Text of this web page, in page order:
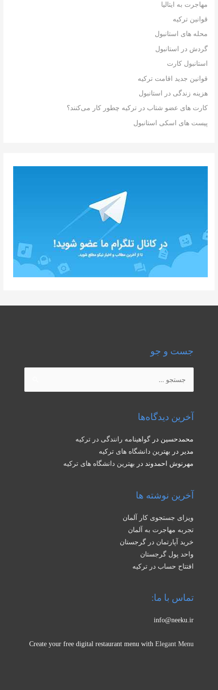
مهاجرت به ایتالیا
قوانین ترکیه
محله های استانبول
گردش در استانبول
استانبول کارت
قوانین جدید اقامت ترکیه
هزینه زندگی در استانبول
کارت های عضو شتاب در ترکیه چطور کار می‌کنند؟
پیست های اسکی استانبول
جست و جو
برای:
آخرین دیدگاه‌ها
محمدحسین در گواهینامه رانندگی در ترکیه
مدیر در بهترین دانشگاه های ترکیه
مهرنوش احمدوند در بهترین دانشگاه های ترکیه
آخرین نوشته ها
ویزای جستجوی کار آلمان
تجربه مهاجرت به آلمان
خرید آپارتمان در گرجستان
واحد پول گرجستان
افتتاح حساب در ترکیه
تماس با ما:
info@neeku.ir
Create your free digital restaurant menu with Elegant Menu